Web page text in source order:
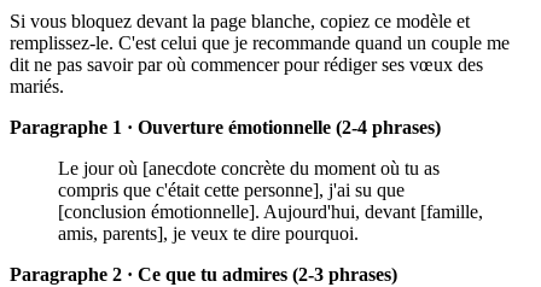
Si vous bloquez devant la page blanche, copiez ce modèle et
remplissez-le. C'est celui que je recommande quand un couple me
dit ne pas savoir par où commencer pour rédiger ses vœux des
mariés.
Paragraphe 1 · Ouverture émotionnelle (2-4 phrases)
Le jour où [anecdote concrète du moment où tu as
compris que c'était cette personne], j'ai su que
[conclusion émotionnelle]. Aujourd'hui, devant [famille,
amis, parents], je veux te dire pourquoi.
Paragraphe 2 · Ce que tu admires (2-3 phrases)